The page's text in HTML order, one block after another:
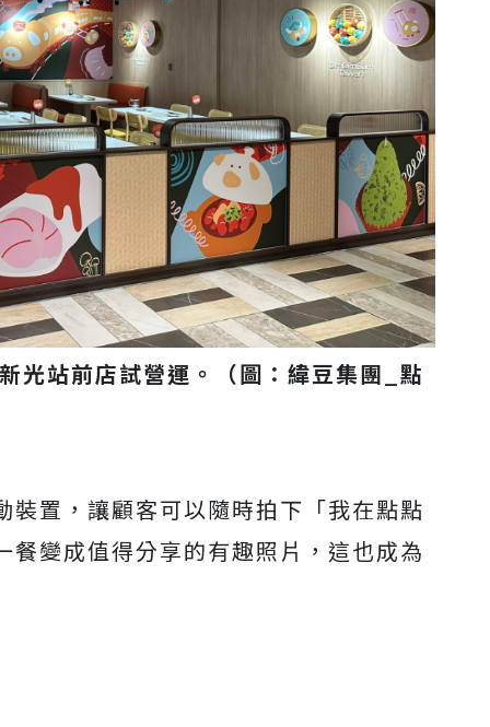
光站前店試營運。（圖：緯豆集團_點
置，讓顧客可以隨時拍下「我在點點
變成值得分享的有趣照片，這也成為